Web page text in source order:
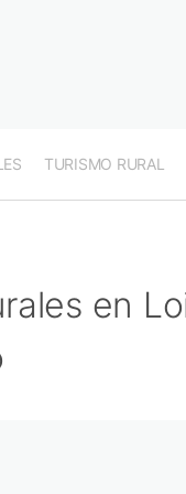
TURISMO RURAL
en